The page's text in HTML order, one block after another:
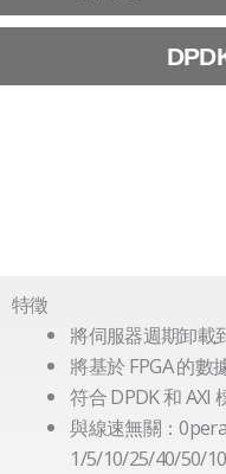
特徵
將伺服器週期卸載
將基於 FPGA 的
符合 DPDK 和 AXI
與線速無關：
1/5/10/25/40/50/